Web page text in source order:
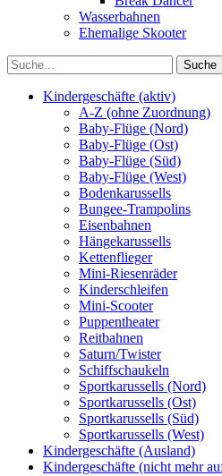
Wasserbahnen
Ehemalige Skooter
Kindergeschäfte (aktiv)
A-Z (ohne Zuordnung)
Baby-Flüge (Nord)
Baby-Flüge (Ost)
Baby-Flüge (Süd)
Baby-Flüge (West)
Bodenkarussells
Bungee-Trampolins
Eisenbahnen
Hängekarussells
Kettenflieger
Mini-Riesenräder
Kinderschleifen
Mini-Scooter
Puppentheater
Reitbahnen
Saturn/Twister
Schiffschaukeln
Sportkarussells (Nord)
Sportkarussells (Ost)
Sportkarussells (Süd)
Sportkarussells (West)
Kindergeschäfte (Ausland)
Kindergeschäfte (nicht mehr